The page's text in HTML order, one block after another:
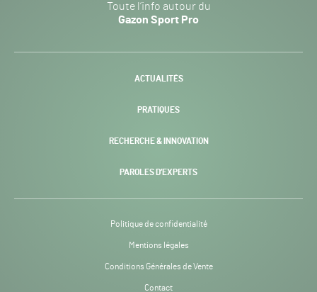
Sport
Pro
-
Toute l’info autour du
Gazon Sport Pro
ACTUALITÉS
PRATIQUES
RECHERCHE & INNOVATION
PAROLES D’EXPERTS
Politique de confidentialité
Mentions légales
Conditions Générales de Vente
Contact